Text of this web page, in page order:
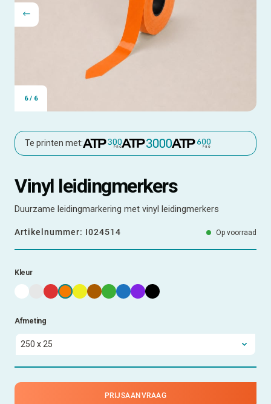
6/ 6
Te printen met:
Vinyl leidingmerkers
Duurzame leidingmarkering met vinyl leidingmerkers
Artikelnummer: I024514 Op voorraad
Kleur
Afmeting
PRIJSAANVRAAG